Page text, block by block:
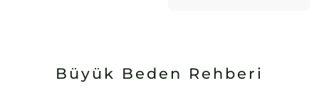
Büyük Beden Rehberi